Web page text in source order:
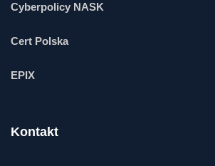
Cyberpolicy NASK
Cert Polska
EPIX
Kontakt